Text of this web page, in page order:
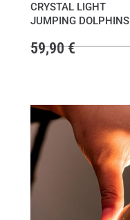
CRYSTAL LIGHT
JUMPING DOLPHINS
59,90€